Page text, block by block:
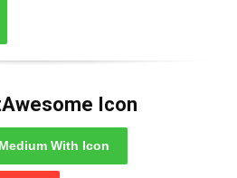
Icon
Medium With Icon